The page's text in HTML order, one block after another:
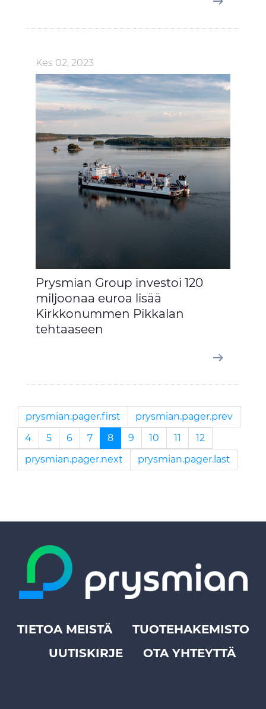
Kes 02, 2023
Prysmian Group investoi 120
miljoonaa euroa lisää
Kirkkonummen Pikkalan
tehtaaseen
prysmian.pager.first
prysmian.pager.prev
4
5 6 7 8 9 10 11
12
prysmian.pager.next
prysmian.pager.last
Footer
TIETOA MEISTÄ
TUOTEHAKEMISTO
UUTISKIRJE
OTA YHTEYTTÄ